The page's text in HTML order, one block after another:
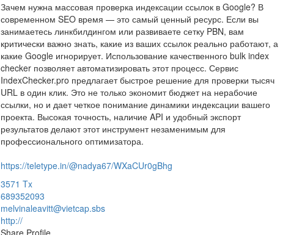
Зачем нужна массовая проверка индексации ссылок в Google? В
современном SEO время — это самый ценный ресурс. Если вы
занимаетесь линкбилдингом или развиваете сетку PBN, вам
критически важно знать, какие из ваших ссылок реально работают, а
какие Google игнорирует. Использование качественного bulk index
checker позволяет автоматизировать этот процесс. Сервис
IndexChecker.pro предлагает быстрое решение для проверки тысяч
URL в один клик. Это не только экономит бюджет на нерабочие
ссылки, но и дает четкое понимание динамики индексации вашего
проекта. Высокая точность, наличие API и удобный экспорт
результатов делают этот инструмент незаменимым для
профессионального оптимизатора.
https://teletype.in/@nadya67/WXaCUr0gBhg
3571 Tx
689352093
melvinaleavitt@vietcap.sbs
http://
Share Profile